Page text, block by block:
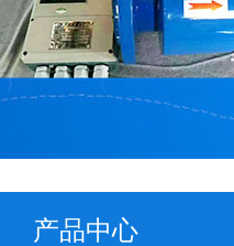
产品中心